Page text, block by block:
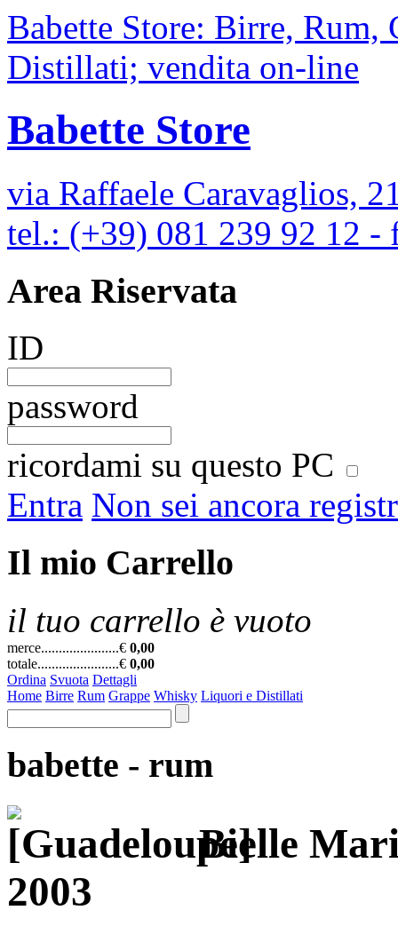
Babette Store: Birre,
Distillati; vendita on-line
Babette Store
via Raffaele Caravaglios,
tel.: (+39) 081 239 92 12 -
Area Riservata
ID
password
ricordami su questo PC
Entra Non sei ancora
Il mio Carrello
il tuo carrello è vuoto
merce......................€ 0,00
totale.......................€ 0,00
Ordina Svuota Dettagli
Home Birre Rum Grappe Whisky Liquori e Distillati
babette - rum
Bielle
2003